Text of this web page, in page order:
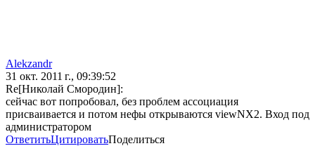
Alekzandr
31 окт. 2011 г., 09:39:52
Re[Николай Смородин]:
сейчас вот попробовал, без проблем ассоциация
присваивается и потом нефы открываются viewNX2. Вход под
администратором
ОтветитьЦитироватьПоделиться